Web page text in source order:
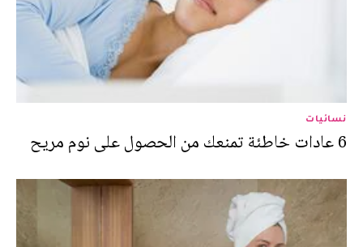
نسائيات
6 عادات خاطئة تمنعك من الحصول على نوم مريح